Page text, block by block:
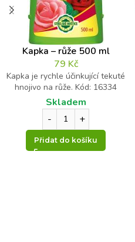
Kontrolní otázka*
1
=
Kapka – růže 500 ml
79 Kč
Kapka je rychle účinkující tekuté
hnojivo na růže. Kód: 16334
Skladem
Přidat do košíku